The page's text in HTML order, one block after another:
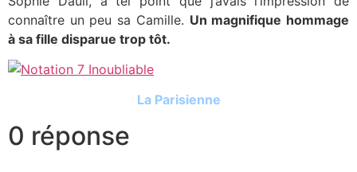
connaître un peu sa Camille. Un magnifique hommage
à sa fille disparue trop tôt.
La Parisienne
0 réponse